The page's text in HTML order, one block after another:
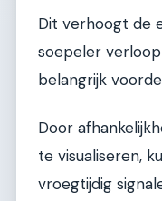
Dit verhoogt de
soepeler
belangrijk
Door
te visualiseren,
vroegtijdig